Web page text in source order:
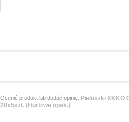
Ocenić produkt lub dodać opinię: Pieluszki XKKO
20x5szt. (Hurtowe opak.)